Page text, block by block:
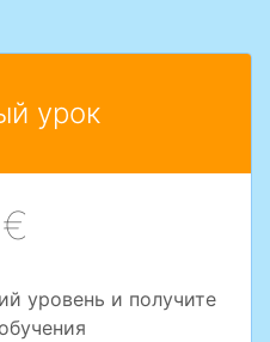
урок
уровень и получите